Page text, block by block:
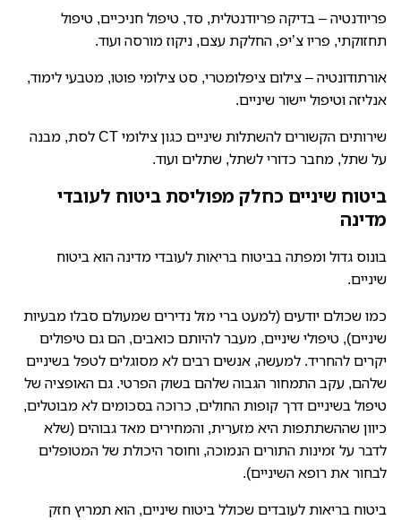
פריודנטיה – בדיקה פריודנטלית, סד, טיפול חניכיים, טיפול
תחזוקתי, פריו צ’יפ, החלקת עצם, ניקוז מורסה ועוד.
אורתודונטיה – צילום ציפלומטרי, סט צילומי פוטו, מטבעי לימוד,
אנליזה וטיפול יישור שיניים.
שירותים הקשורים להשתלות שיניים כגון צילומי CT לסת, מבנה
על שתל, מחבר כדורי לשתל, שתלים ועוד.
ביטוח שיניים כחלק מפוליסת ביטוח לעובדי
מדינה
בונוס גדול ומפתה בביטוח בריאות לעובדי מדינה הוא ביטוח
שיניים.
כמו שכולם יודעים (למעט ברי מזל נדירים שמעולם סבלו מבעיות
שיניים), טיפולי שיניים, מעבר להיותם כואבים, הם גם טיפולים
יקרים להחריד. למעשה, אנשים רבים לא מסוגלים לטפל בשיניים
שלהם, עקב התמחור הגבוה שלהם בשוק הפרטי. גם האופציה של
טיפול בשיניים דרך קופות החולים, כרוכה בסכומים לא מבוטלים,
כיוון שההשתתפות היא מזערית, והמחירים מאד גבוהים (שלא
לדבר על זמינות התורים הנמוכה, וחוסר היכולת של המטופלים
לבחור את רופא השיניים).
ביטוח בריאות לעובדים שכולל ביטוח שיניים, הוא תמריץ חזק